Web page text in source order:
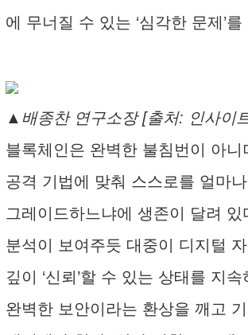
에 무너질 수 있는 ‘심각한 문제’
▲배종찬 연구소장 [출처: 인사이
블록체인은 완벽한 불침번이 아니
공격 기법에 맞춰 스스로를 얼마
그레이드하느냐에 생존이 달려 있
분석이 보여주듯 대중이 디지털
깊이 ‘신뢰’할 수 있는 상태를 지
완벽한 보안이라는 환상을 깨고